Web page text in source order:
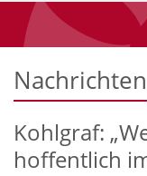
Nachrichten
Kohlgraf:
hoffentlich